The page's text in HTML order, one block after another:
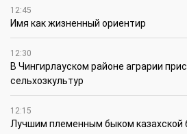
12:45
Имя как жизненный ориентир
12:30
В Чингирлауском районе аграрии
сельхозкультур
12:15
Лучшим племенным быком казахской